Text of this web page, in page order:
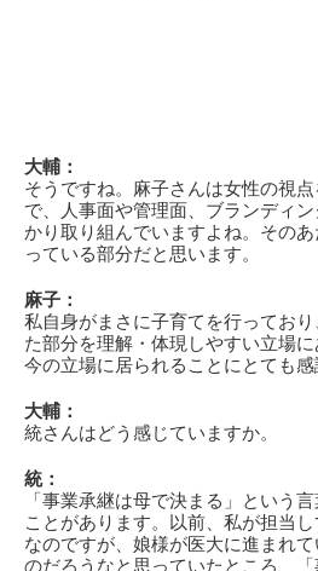
大輔：
そうですね。麻子さんは女性の視
で、人事面や管理面、ブランディ
かり取り組んでいますよね。その
っている部分だと思います。
麻子：
私自身がまさに子育てを行ってお
た部分を理解・体現しやすい立場に
今の立場に居られることにとても感
大輔：
統さんはどう感じていますか。
統：
「事業承継は母で決まる」という
ことがあります。以前、私が担当
なのですが、娘様が医大に進まれ
のだろうなと思っていたところ、